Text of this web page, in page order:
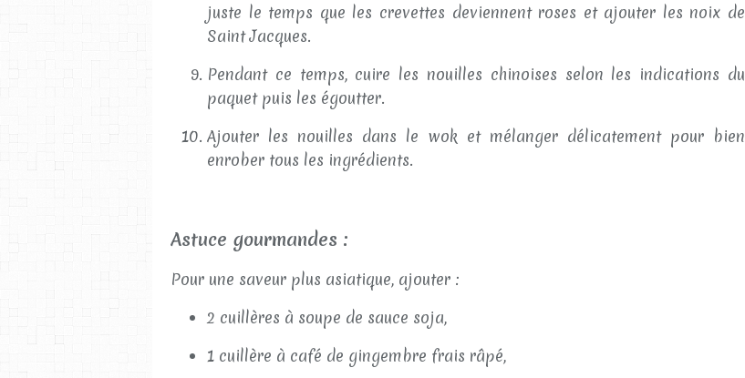
juste le temps que les crevettes deviennent roses et ajouter les noix de
Saint Jacques.
Pendant ce temps, cuire les nouilles chinoises selon les indications du
paquet puis les égoutter.
Ajouter les nouilles dans le wok et mélanger délicatement pour bien
enrober tous les ingrédients.
Astuce gourmandes :
Pour une saveur plus asiatique, ajouter :
2 cuillères à soupe de sauce soja,
1 cuillère à café de gingembre frais râpé,